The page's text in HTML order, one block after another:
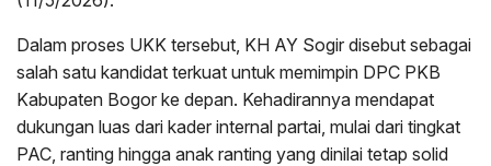
Dalam proses UKK tersebut, KH AY Sogir disebut sebagai
salah satu kandidat terkuat untuk memimpin DPC PKB
Kabupaten Bogor ke depan. Kehadirannya mendapat
dukungan luas dari kader internal partai, mulai dari tingkat
PAC, ranting hingga anak ranting yang dinilai tetap solid